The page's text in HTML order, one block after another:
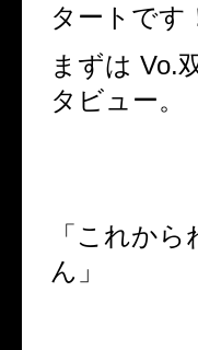
タートです
まずは Vo.
タビュー。
「これか
ん」